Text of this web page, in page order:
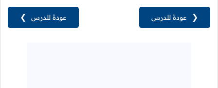
عودة للدرس ❯ ❮ عودة للدرس